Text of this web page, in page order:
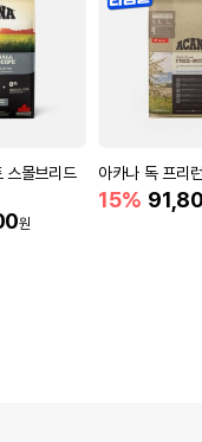
스몰브리드
원
아카나 독 프리
15%